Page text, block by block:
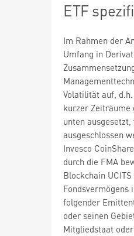
ETF
Im Rahmen der
Umfang in
Volatilität auf,
kurzer Zeiträume
unten
ausgeschlossen
Invesco
durch die FMA
Blockchain
folgender
oder seinen
Mitgliedstaat